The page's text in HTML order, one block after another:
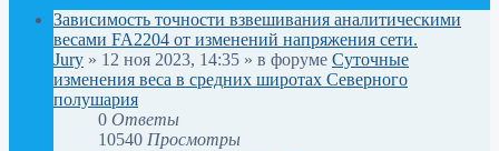
Зависимость точности взвешивания аналитическими
весами FA2204 от изменений напряжения сети.
Jury » 12 ноя 2023, 14:35 » в форуме Суточные
изменения веса в средних широтах Северного
полушария
0 Ответы
10540 Просмотры